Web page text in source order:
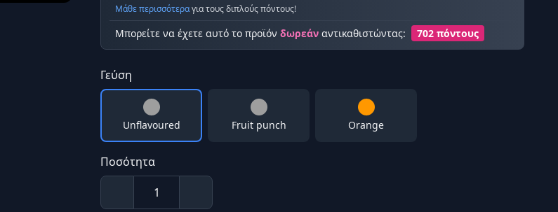
Μάθε περισσότεραγια τους διπλούς πόντους!
Μπορείτε να έχετε αυτό το προϊόν δωρεάν αντικαθιστώντας: 702 πόντους
Γεύση
Unflavoured Fruit punch Orange
Ποσότητα